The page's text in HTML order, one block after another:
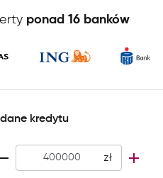
ponad 16 banków
kredytu
zł